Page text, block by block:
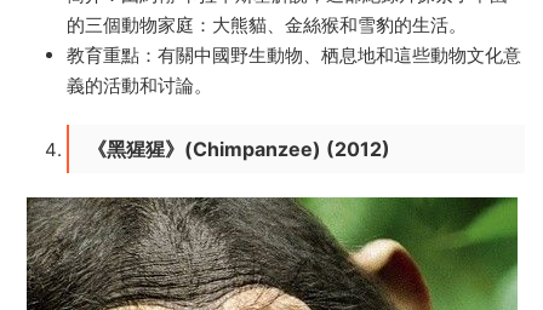
的三個動物家庭：大熊貓、金絲猴和雪豹的生活。
教育重點：有關中國野生動物、栖息地和這些動物文化意
義的活動和讨論。
《黑猩猩》(Chimpanzee) (2012)